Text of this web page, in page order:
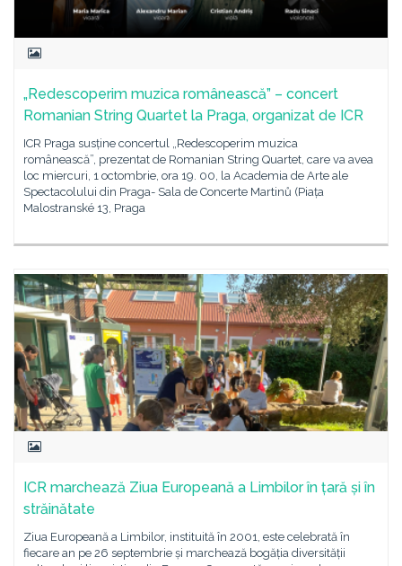
„Redescoperim muzica românească” – concert
Romanian String Quartet la Praga, organizat de ICR
ICR Praga susține concertul „Redescoperim muzica
românească”, prezentat de Romanian String Quartet, care va avea
loc miercuri, 1 octombrie, ora 19. 00, la Academia de Arte ale
Spectacolului din Praga- Sala de Concerte Martinů (Piața
Malostranské 13, Praga
ICR marchează Ziua Europeană a Limbilor în țară și în
străinătate
Ziua Europeană a Limbilor, instituită în 2001, este celebrată în
fiecare an pe 26 septembrie și marchează bogăția diversității